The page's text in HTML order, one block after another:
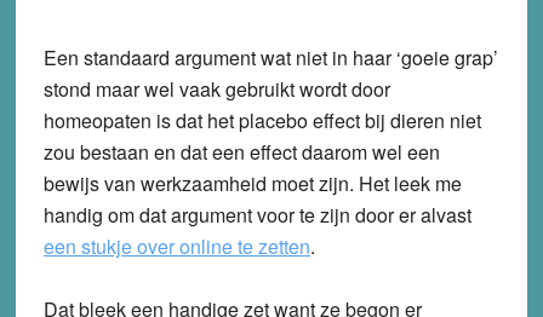
Een standaard argument wat niet in haar ‘goeie grap’
stond maar wel vaak gebruikt wordt door
homeopaten is dat het placebo effect bij dieren niet
zou bestaan en dat een effect daarom wel een
bewijs van werkzaamheid moet zijn. Het leek me
handig om dat argument voor te zijn door er alvast
een stukje over online te zetten.
Dat bleek een handige zet want ze begon er